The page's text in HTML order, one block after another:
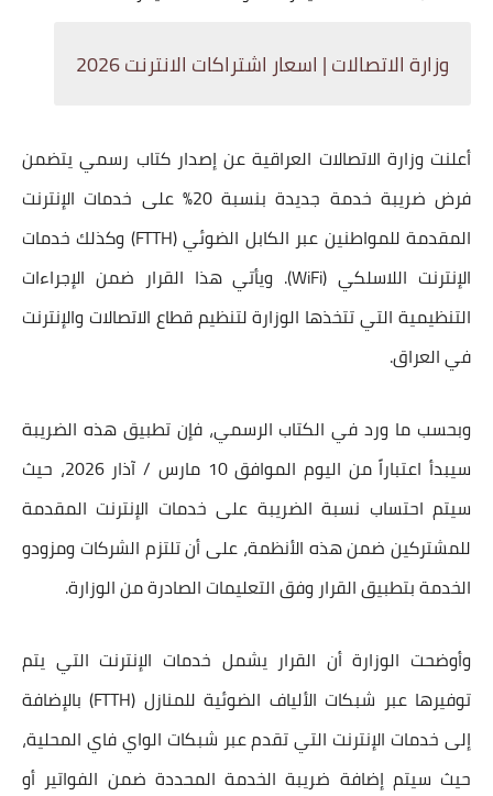
وزارة الاتصالات | اسعار اشتراكات الانترنت 2026
أعلنت وزارة الاتصالات العراقية عن إصدار كتاب رسمي يتضمن
فرض ضريبة خدمة جديدة بنسبة20٪ على خدمات الإنترنت
المقدمة للمواطنين عبر الكابل الضوئي (FTTH)
وكذلك خدمات
الإنترنت اللاسلكي (WiFi)
. ويأتي هذا القرار ضمن الإجراءات
التنظيمية التي تتخذها الوزارة لتنظيم قطاع الاتصالات والإنترنت
في العراق.
وبحسب ما ورد في الكتاب الرسمي، فإن تطبيق هذه الضريبة
سيبدأ اعتباراً من اليوم الموافق 10 مارس / آذار 2026
، حيث
سيتم احتساب نسبة الضريبة على خدمات الإنترنت المقدمة
للمشتركين ضمن هذه الأنظمة، على أن تلتزم الشركات ومزودو
الخدمة بتطبيق القرار وفق التعليمات الصادرة من الوزارة.
وأوضحت الوزارة أن القرار يشمل خدمات الإنترنت التي يتم
توفيرها عبر شبكات الألياف الضوئية للمنازل (FTTH)
بالإضافة
إلى خدمات الإنترنت التي تقدم عبر شبكات الواي فاي المحلية،
حيث سيتم إضافة ضريبة الخدمة المحددة ضمن الفواتير أو